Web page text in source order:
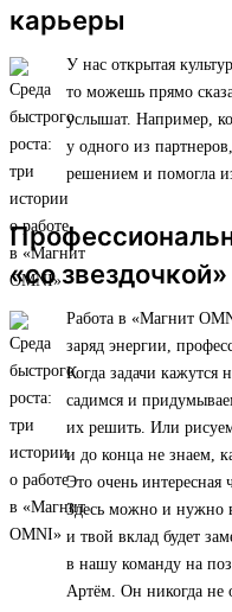
карьеры
У нас открытая
то можешь прямо
услышат. Например,
у одного из
решением и помогла
«со
Работа в «Магнит
заряд энергии,
Когда задачи
садимся и
их решить. Или
и до конца не знаем,
Это очень интересная
Здесь можно и нужно
и твой вклад будет
в нашу команду на
Артём. Он никогда не